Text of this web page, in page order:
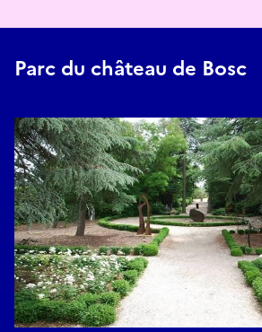
Parc du château de Bosc